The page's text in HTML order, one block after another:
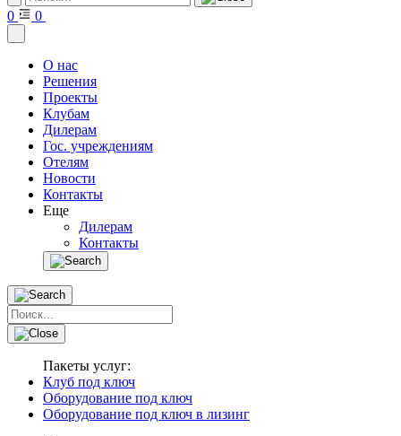
0 0
О нас
Решения
Проекты
Клубам
Дилерам
Гос. учреждениям
Отелям
Новости
Контакты
Еще
Дилерам
Контакты
Пакеты услуг:
Клуб под ключ
Оборудование под ключ
Оборудование под ключ в лизинг